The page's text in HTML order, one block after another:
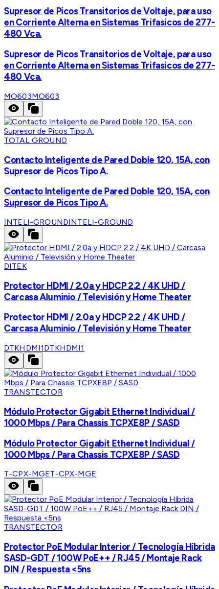
Supresor de Picos Transitorios de Voltaje, para uso
en Corriente Alterna en Sistemas Trifasicos de 277-
480 Vca.
Supresor de Picos Transitorios de Voltaje, para uso
en Corriente Alterna en Sistemas Trifasicos de 277-
480 Vca.
MO603MO603
TOTAL GROUND
Contacto Inteligente de Pared Doble 120, 15A, con
Supresor de Picos Tipo A.
Contacto Inteligente de Pared Doble 120, 15A, con
Supresor de Picos Tipo A.
INTELI-GROUNDINTELI-GROUND
DITEK
Protector HDMI / 2.0a y HDCP 2.2 / 4K UHD /
Carcasa Aluminio / Televisión y Home Theater
Protector HDMI / 2.0a y HDCP 2.2 / 4K UHD /
Carcasa Aluminio / Televisión y Home Theater
DTKHDMI1DTKHDMI1
TRANSTECTOR
Módulo Protector Gigabit Ethernet Individual /
1000 Mbps / Para Chassis TCPXE8P / SASD
Módulo Protector Gigabit Ethernet Individual /
1000 Mbps / Para Chassis TCPXE8P / SASD
T-CPX-MGET-CPX-MGE
TRANSTECTOR
Protector PoE Modular Interior / Tecnología Híbrida
SASD-GDT / 100W PoE++ / RJ45 / Montaje Rack
DIN / Respuesta <5ns